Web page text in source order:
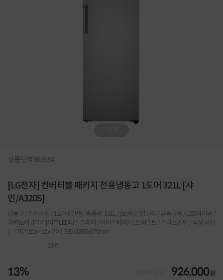
상품번호865584
[LG전자] 컨버터블 패키지 전용냉동고 1도어 321L [샤
인/A320S]
냉동고 / 스탠드형 / 1도어(일반) / 총용량: 321L /[보관] 간접냉각 / 급속냉동 / LED라이팅 /
가변도어 /[부가] 외부LED디스플레이 / 아이스메이커: 트위스트 / 스마트진단 / 색상:샤인
/ 크기(가로x세로x깊이): 595x1860x670mm
13건
13% 926,000원